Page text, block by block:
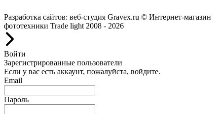
Разработка сайтов: веб-студия Gravex.ru © Интернет-магазин
фототехники Trade light 2008 - 2026
Войти
Зарегистрированные пользователи
Если у вас есть аккаунт, пожалуйста, войдите.
Email
Пароль